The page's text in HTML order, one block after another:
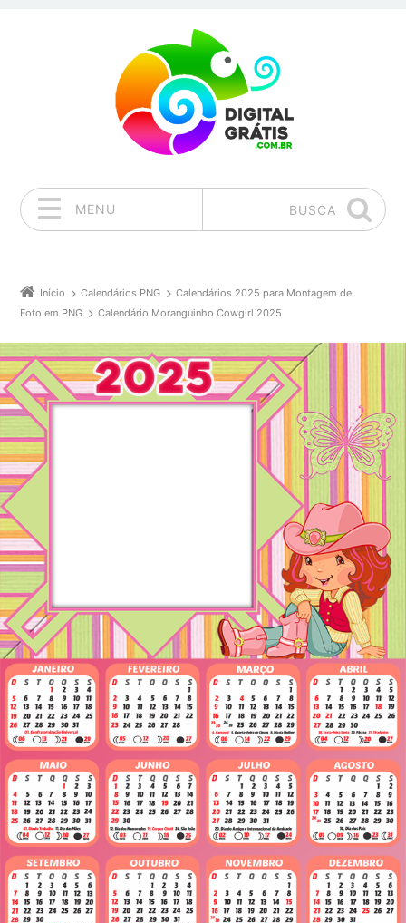
MENU BUSCA
Início Calendários PNG
Calendários 2025 para Montagem de
Foto em PNG
Calendário Moranguinho Cowgirl 2025